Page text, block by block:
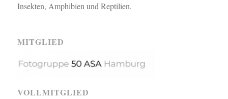
Insekten, Amphibien und Reptilien.
MITGLIED
VOLLMITGLIED